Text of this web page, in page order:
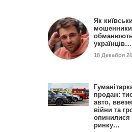
Як київськи
мошенники
українців…
18 Декабря
продаж:
авто,
війни та
опинилися
ринку…